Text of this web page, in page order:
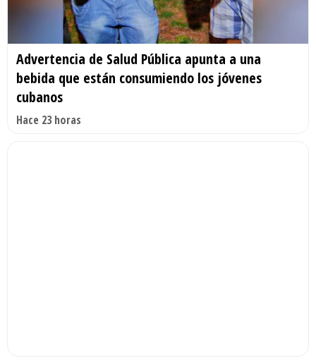
Advertencia de Salud Pública apunta a una
bebida que están consumiendo los jóvenes
cubanos
Hace 23 horas